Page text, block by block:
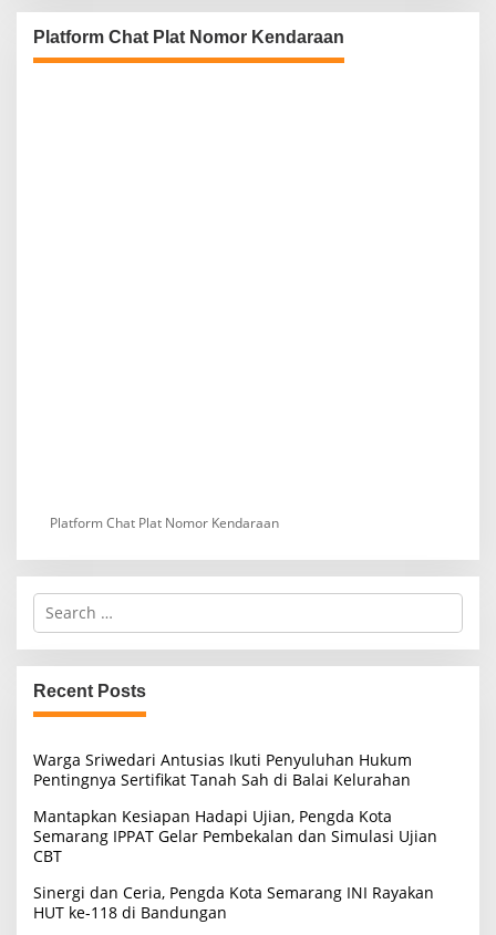
Platform Chat Plat Nomor Kendaraan
Platform Chat Plat Nomor Kendaraan
S
r
c
h
f
r
:
Recent Posts
Warga Sriwedari Antusias Ikuti Penyuluhan Hukum
Pentingnya Sertifikat Tanah Sah di Balai Kelurahan
Mantapkan Kesiapan Hadapi Ujian, Pengda Kota
Semarang IPPAT Gelar Pembekalan dan Simulasi Ujian
CBT
Sinergi dan Ceria, Pengda Kota Semarang INI Rayakan
HUT ke-118 di Bandungan